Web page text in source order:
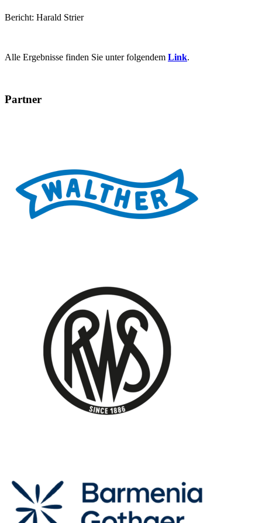
Bericht: Harald Strier
Alle Ergebnisse finden Sie unter folgendem Link.
Partner